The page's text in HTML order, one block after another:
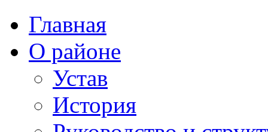
Главная
О районе
Устав
История